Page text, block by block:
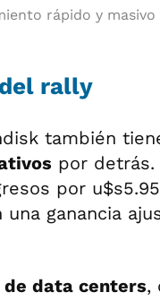
rápido y
rally
también
por detrás.
por
una ganancia
de data centers,